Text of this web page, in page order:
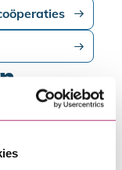
of ben je op